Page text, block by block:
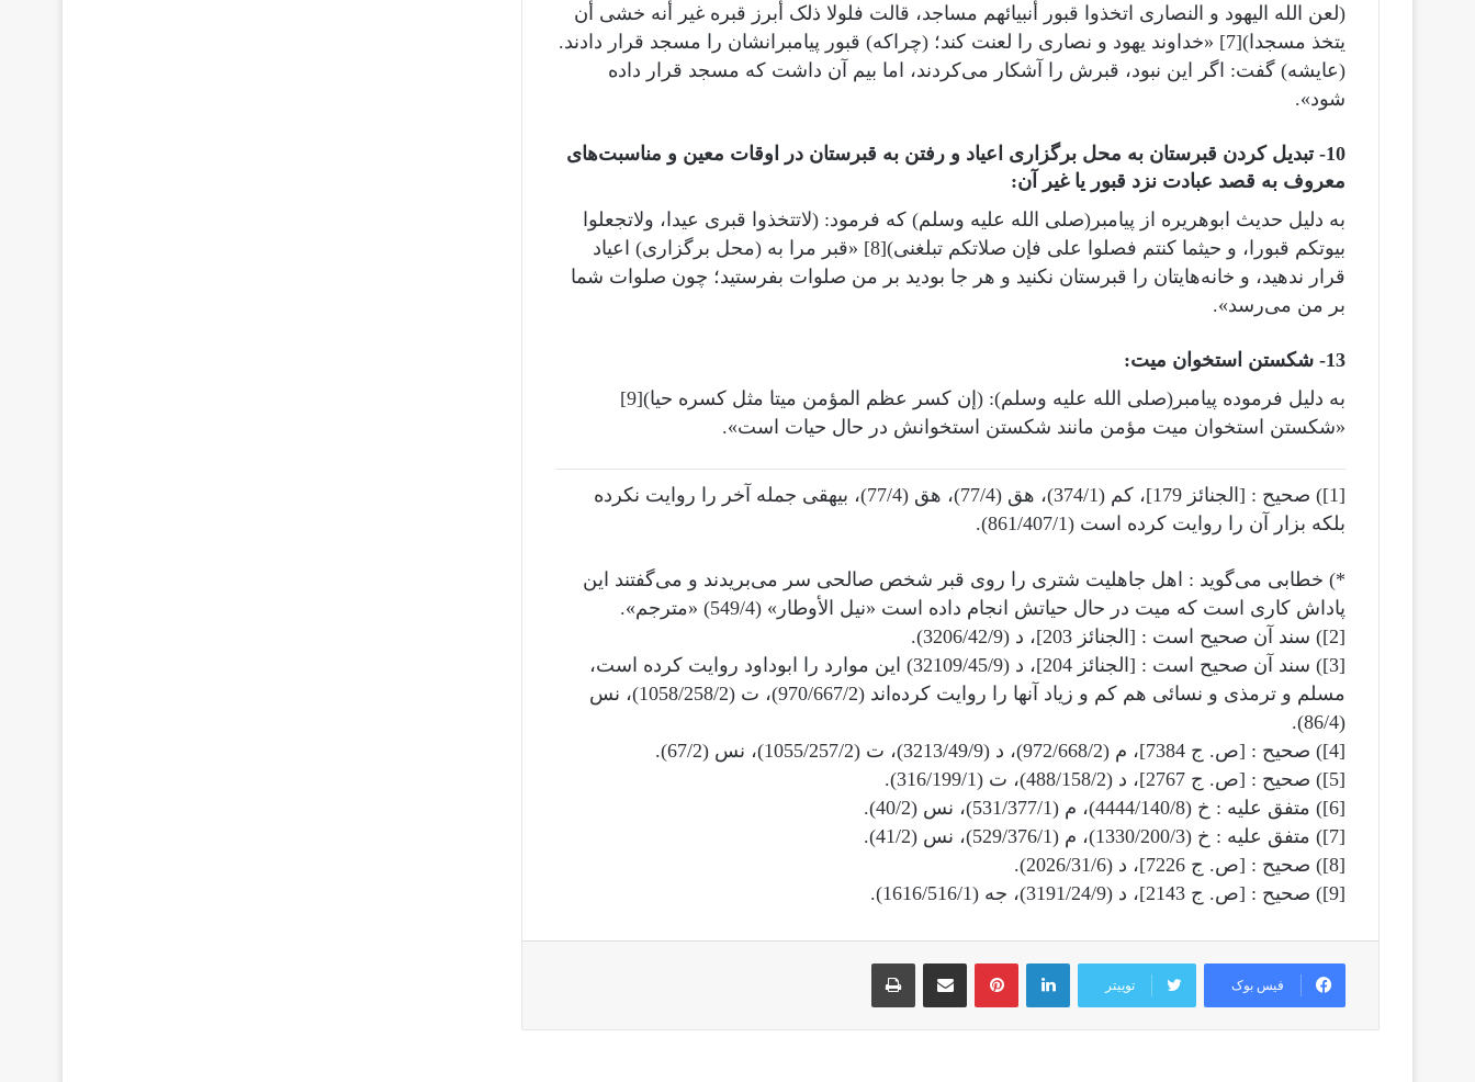
(لعن الله الیهود و النصاری اتخذوا قبور أنبیائهم مساجد، قالت فلولا ذلک أبرز قبره غیر أنه خشی أن
یتخذ مسجدا)[7] «خداوند یهود و نصاری را لعنت کند؛ (چراکه) قبور پیامبرانشان را مسجد قرار دادند.
(عایشه) گفت: اگر این نبود، قبرش را آشکار می‌کردند، اما بیم آن داشت که مسجد قرار داده
شود».
10- تبدیل کردن قبرستان به محل برگزاری اعیاد و رفتن به قبرستان در اوقات معین و مناسبت‌های
معروف به قصد عبادت نزد قبور یا غیر آن:
به دلیل حدیث ابوهریره از پیامبر(صلى الله عليه وسلم) که فرمود: (لاتتخذوا قبری عیدا، ولاتجعلوا
بیوتکم قبورا، و حیثما کنتم فصلوا علی فإن صلاتکم تبلغنی)[8] «قبر مرا به (محل برگزاری) اعیاد
قرار ندهید، و خانه‌هایتان را قبرستان نکنید و هر جا بودید بر من صلوات بفرستید؛ چون صلوات شما
بر من می‌رسد».
13- شکستن استخوان میت:
به دلیل فرموده پیامبر(صلى الله عليه وسلم): (إن کسر عظم المؤمن میتا مثل کسره حیا)[9]
«شکستن استخوان میت مؤمن مانند شکستن استخوانش در حال حیات است».
[1]) صحیح : [الجنائز 179]، کم (374/1)، هق (77/4)، هق (77/4)، بیهقی جمله آخر را روایت نکرده
بلکه بزار آن را روایت کرده است (861/407/1).
*) خطابی می‌گوید : اهل جاهلیت شتری را روی قبر شخص صالحی سر می‌بریدند و می‌گفتند این
پاداش کاری است که میت در حال حیاتش انجام داده است «نیل الأوطار» (549/4) «مترجم».
[2]) سند آن صحیح است : [الجنائز 203]، د (3206/42/9).
[3]) سند آن صحیح است : [الجنائز 204]، د (32109/45/9) این موارد را ابوداود روایت کرده است،
مسلم و ترمذی و نسائی هم کم و زیاد آنها را روایت کرده‌اند (970/667/2)، ت (1058/258/2)، نس
(86/4).
[4]) صحیح : [ص. ج 7384]، م (972/668/2)، د (3213/49/9)، ت (1055/257/2)، نس (67/2).
[5]) صحیح : [ص. ج 2767]، د (488/158/2)، ت (316/199/1).
[6]) متفق علیه : خ (4444/140/8)، م (531/377/1)، نس (40/2).
[7]) متفق علیه : خ (1330/200/3)، م (529/376/1)، نس (41/2).
[8]) صحیح : [ص. ج 7226]، د (2026/31/6).
[9]) صحیح : [ص. ج 2143]، د (3191/24/9)، جه (1616/516/1).
فیس بوک توییتر
لینکدین ‫پین‌ترست اشتراک گذاری از طریق ایمیل